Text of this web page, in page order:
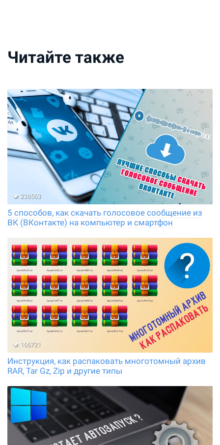
Читайте также
238563
5 способов, как скачать голосовое сообщение из
ВК (ВКонтакте) на компьютер и смартфон
166721
Инструкция, как распаковать многотомный архив
RAR, Tar Gz, Zip и другие типы